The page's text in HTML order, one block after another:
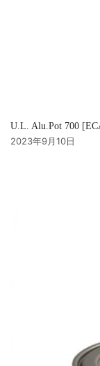
U.L. Alu.Pot 700
2023年9月10日